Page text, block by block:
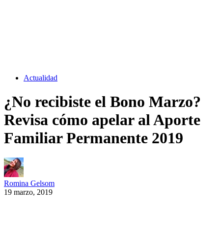
Actualidad
¿No recibiste el Bono Marzo?
Revisa cómo apelar al Aporte
Familiar Permanente 2019
Romina Gelsom
19 marzo, 2019